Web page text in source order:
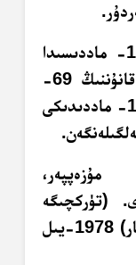
بۇلار ئاساسىي قانۇننىڭ 14- ماددىسىدا
بەلگىلەنگەن چەكلىمىلەر. ئاساسىي قانۇننىڭ 69-
ماددىسىدا سىياسىي پارتىيىلەرنىڭ 14- ماددىدىكى
(تۈركچىگە
تەرجىمە قىلغۇچى، ئابدۇلباقى گۈلپىنار) 1978-يىل